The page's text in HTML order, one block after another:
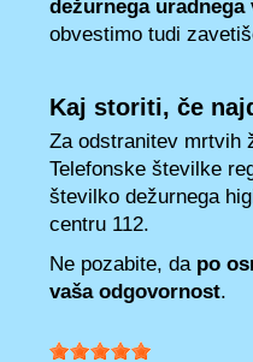
dežurnega
obvestimo tudi
Kaj storiti, če
Za odstranitev mrtvih
Telefonske številke
številko dežurnega
centru 112.
Ne pozabite, da po
vaša odgovornost.